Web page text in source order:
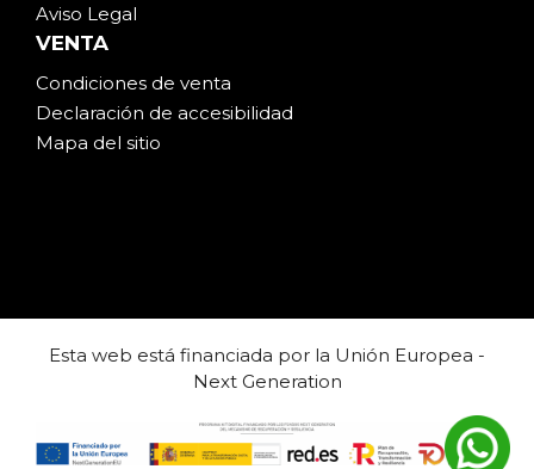
Aviso Legal
VENTA
Condiciones de venta
Declaración de accesibilidad
Mapa del sitio
Esta web está financiada por la Unión Europea -
Next Generation